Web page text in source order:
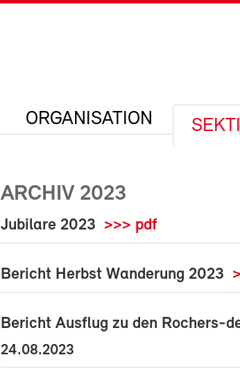
ORGANISATION
ARCHIV 2023
Jubilare 2023 >>> pdf
Bericht Herbst Wanderung 2023
Bericht Ausflug zu den Rochers-
24.08.2023